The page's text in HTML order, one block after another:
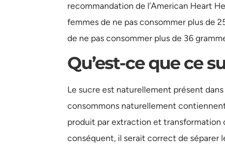
recommandation de l’American Heart
femmes de ne pas consommer plus de
de ne pas consommer plus de 36
Qu’est-ce que ce
Le sucre est naturellement présent
consommons naturellement
produit par extraction et transformation
conséquent, il serait correct de séparer